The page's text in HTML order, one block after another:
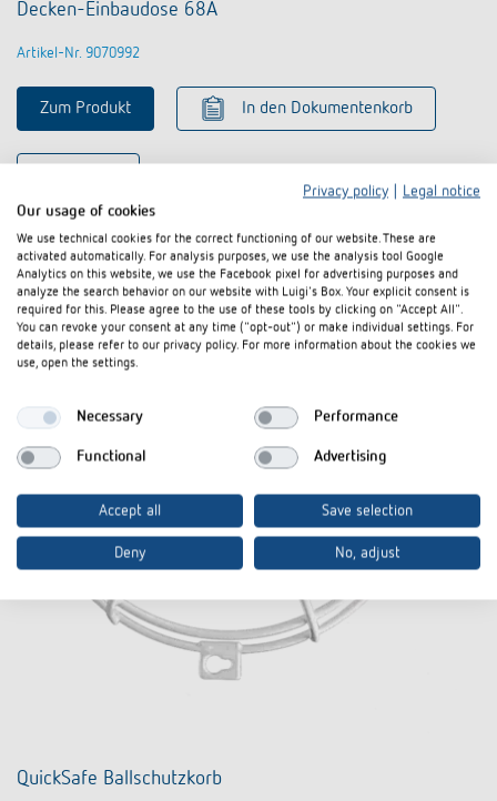
Decken-Einbaudose 68A
Artikel-Nr. 9070992
Zum Produkt In den Dokumentenkorb
QuickSafe Ballschutzkorb
Privacy policy
Legal notice
Our usage of cookies
We use technical cookies for the correct functioning of our website. These are
activated automatically. For analysis purposes, we use the analysis tool Google
Analytics on this website, we use the Facebook pixel for advertising purposes and
analyze the search behavior on our website with Luigi's Box. Your explicit consent is
required for this. Please agree to the use of these tools by clicking on "Accept All".
You can revoke your consent at any time ("opt-out") or make individual settings. For
details, please refer to our privacy policy. For more information about the cookies we
use, open the settings.
Necessary Performance
Functional Advertising
Accept all Save selection
Deny No, adjust